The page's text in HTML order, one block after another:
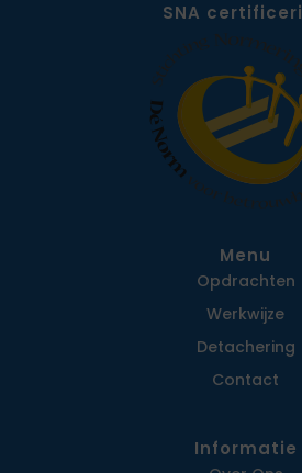
SNA
Menu
Opdrachten
Werkwijze
Detachering
Contact
Informatie